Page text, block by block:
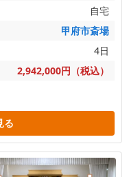
平安を心よりお祈り申
自宅
甲府市斎場
4日
2,942,000円（税込）
る